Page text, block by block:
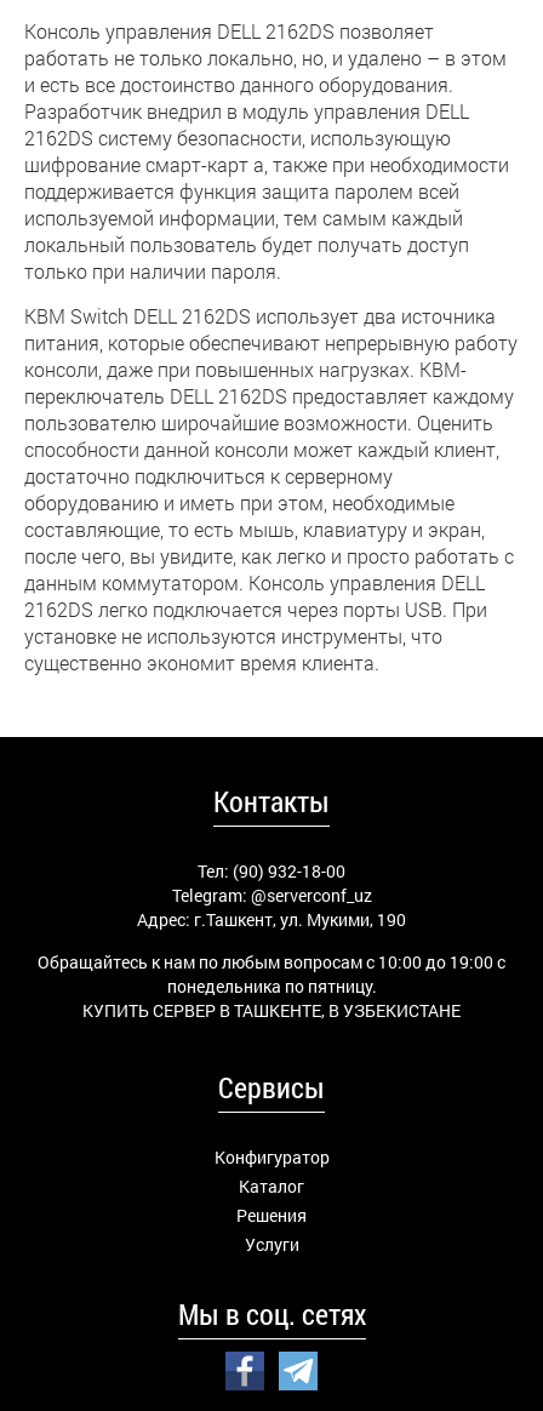
Консоль управления DELL 2162DS позволяет
работать не только локально, но, и удалено – в этом
и есть все достоинство данного оборудования.
Разработчик внедрил в модуль управления DELL
2162DS систему безопасности, использующую
шифрование смарт-карт а, также при необходимости
поддерживается функция защита паролем всей
используемой информации, тем самым каждый
локальный пользователь будет получать доступ
только при наличии пароля.
КВМ Switch DELL 2162DS использует два источника
питания, которые обеспечивают непрерывную работу
консоли, даже при повышенных нагрузках. КВМ-
переключатель DELL 2162DS предоставляет каждому
пользователю широчайшие возможности. Оценить
способности данной консоли может каждый клиент,
достаточно подключиться к серверному
оборудованию и иметь при этом, необходимые
составляющие, то есть мышь, клавиатуру и экран,
после чего, вы увидите, как легко и просто работать с
данным коммутатором. Консоль управления DELL
2162DS легко подключается через порты USB. При
установке не используются инструменты, что
существенно экономит время клиента.
Контакты
Тел: (90) 932-18-00
Telegram: @serverconf_uz
Адрес: г.Ташкент, ул. Мукими, 190
Обращайтесь к нам по любым вопросам с 10:00 до 19:00 с
понедельника по пятницу.
КУПИТЬ СЕРВЕР В ТАШКЕНТЕ, В УЗБЕКИСТАНЕ
Сервисы
Конфигуратор
Каталог
Решения
Услуги
Мы в соц. сетях